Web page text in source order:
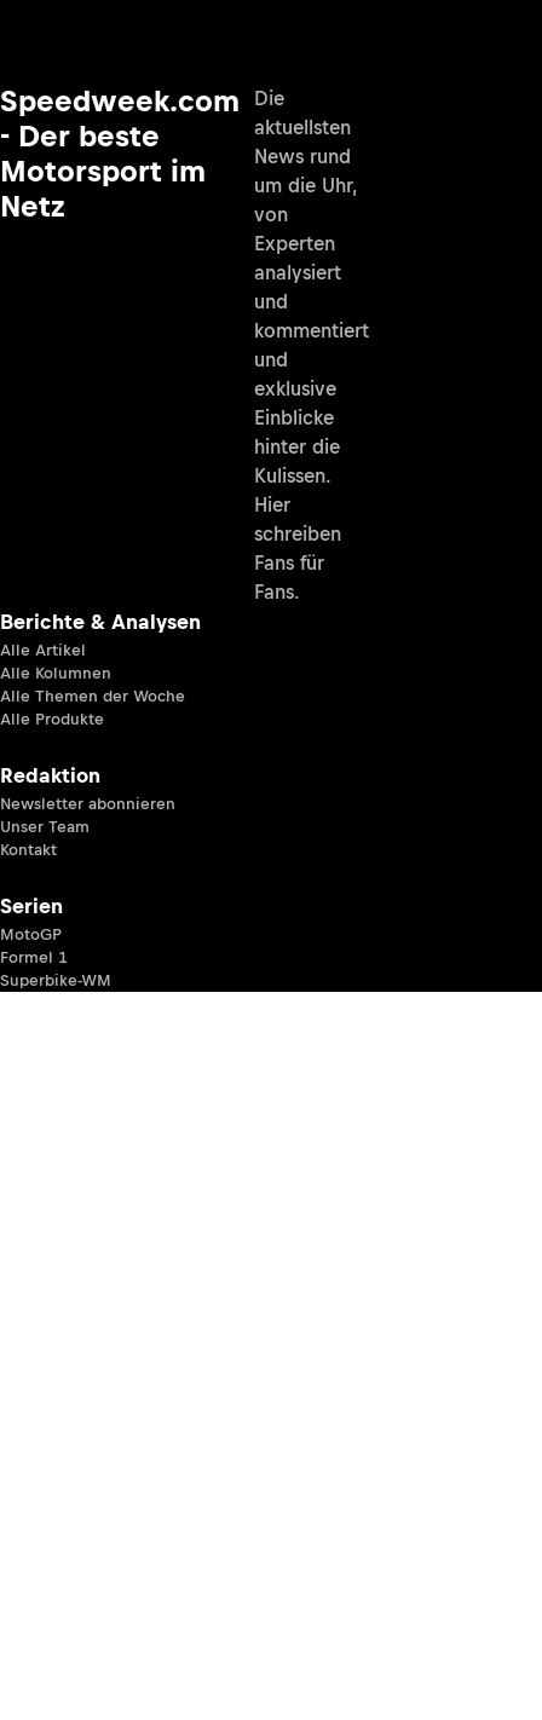
Speedweek.com
- Der beste
Motorsport im
Netz
Die
aktuellsten
News rund
um die Uhr,
von
Experten
analysiert
und
kommentiert
und
exklusive
Einblicke
hinter die
Kulissen.
Hier
schreiben
Fans für
Fans.
Berichte & Analysen
Alle Artikel
Alle Kolumnen
Alle Themen der Woche
Alle Produkte
Redaktion
Newsletter abonnieren
Unser Team
Kontakt
Serien
MotoGP
Formel 1
Superbike-WM